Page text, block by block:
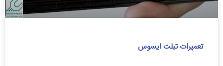
تعمیرات تبلت ایسوس